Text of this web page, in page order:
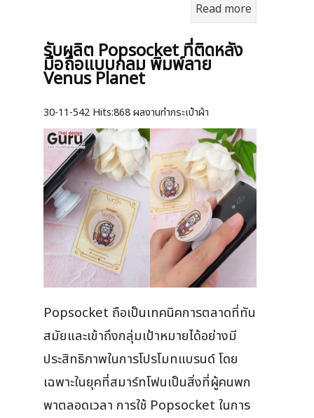
Read more
รับผลิต Popsocket ที่ติดหลัง
มือถือแบบกลม พิมพ์ลาย
Venus Planet
30-11-542 Hits:868 ผลงานทำกระเป๋าผ้า
Popsocket ถือเป็นเทคนิคการตลาดที่ทัน
สมัยและเข้าถึงกลุ่มเป้าหมายได้อย่างมี
ประสิทธิภาพในการโปรโมทแบรนด์ โดย
เฉพาะในยุคที่สมาร์ทโฟนเป็นสิ่งที่ผู้คนพก
พาตลอดเวลา การใช้ Popsocket ในการ